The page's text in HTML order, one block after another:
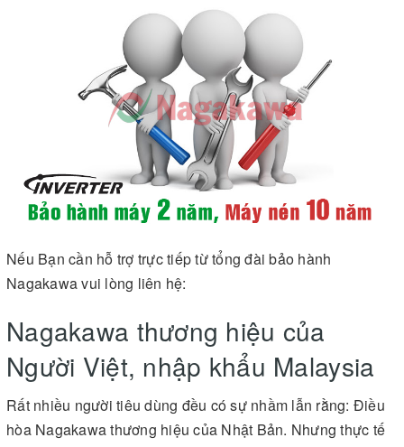
Nếu Bạn cần hỗ trợ trực tiếp từ tổng đài bảo hành
Nagakawa vui lòng liên hệ:
Nagakawa thương hiệu của
Người Việt, nhập khẩu Malaysia
Rất nhiều người tiêu dùng đều có sự nhầm lẫn rằng: Điều
hòa Nagakawa thương hiệu của Nhật Bản. Nhưng thực tế